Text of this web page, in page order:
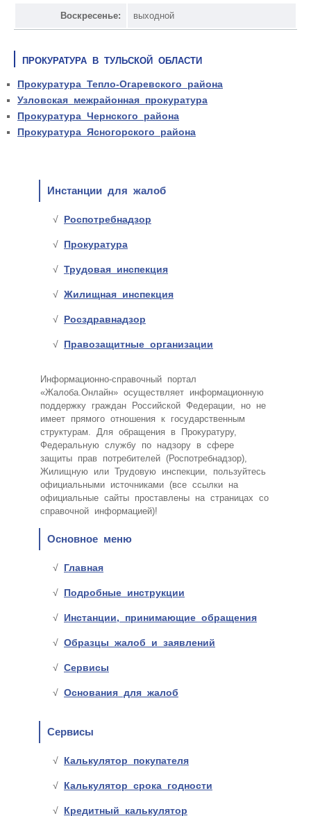
Воскресенье: выходной
ПРОКУРАТУРА В ТУЛЬСКОЙ ОБЛАСТИ
Прокуратура Тепло-Огаревского района
Узловская межрайонная прокуратура
Прокуратура Чернского района
Прокуратура Ясногорского района
Инстанции для жалоб
Роспотребнадзор
Прокуратура
Трудовая инспекция
Жилищная инспекция
Росздравнадзор
Правозащитные организации
Информационно-справочный портал
«Жалоба.Онлайн» осуществляет информационную
поддержку граждан Российской Федерации, но не
имеет прямого отношения к государственным
структурам. Для обращения в Прокуратуру,
Федеральную службу по надзору в сфере
защиты прав потребителей (Роспотребнадзор),
Жилищную или Трудовую инспекции, пользуйтесь
официальными источниками (все ссылки на
официальные сайты проставлены на страницах со
справочной информацией)!
Основное меню
Главная
Подробные инструкции
Инстанции, принимающие обращения
Образцы жалоб и заявлений
Сервисы
Основания для жалоб
Сервисы
Калькулятор покупателя
Калькулятор срока годности
Кредитный калькулятор